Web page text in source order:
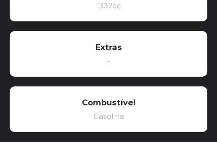
1332cc
Extras
-
Combustível
Gasolina